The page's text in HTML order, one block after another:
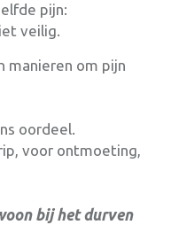
pijn:
veilig.
manieren om pijn
oordeel.
voor ontmoeting,
bij het durven